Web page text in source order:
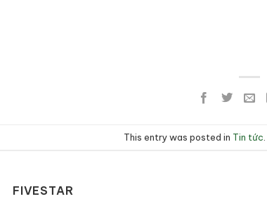
This entry was posted in Tin tức
FIVESTAR